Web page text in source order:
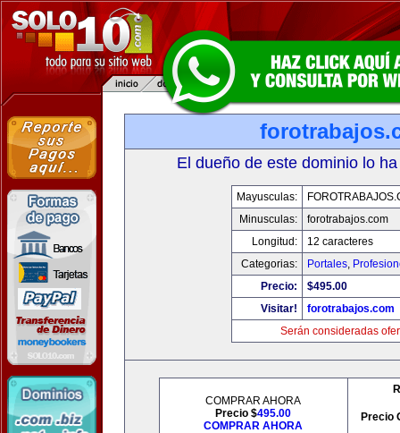
El dueño de este dominio lo
Mayusculas:
Minusculas:
forotrabajos.com
Longitud:
12 caracteres
Categorias:
Portales,
Precio:
$495.00
Visitar!
forotrabajos.com
Serán consideradas
COMPRAR AHORA
Precio $495.00
COMPRAR AHORA
Precio